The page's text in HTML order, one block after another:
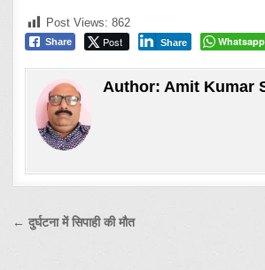
Post Views: 862
Share Post Share Whatsapp
Author:Amit Kumar
Post
← दुर्घटना में सिपाही की मौत